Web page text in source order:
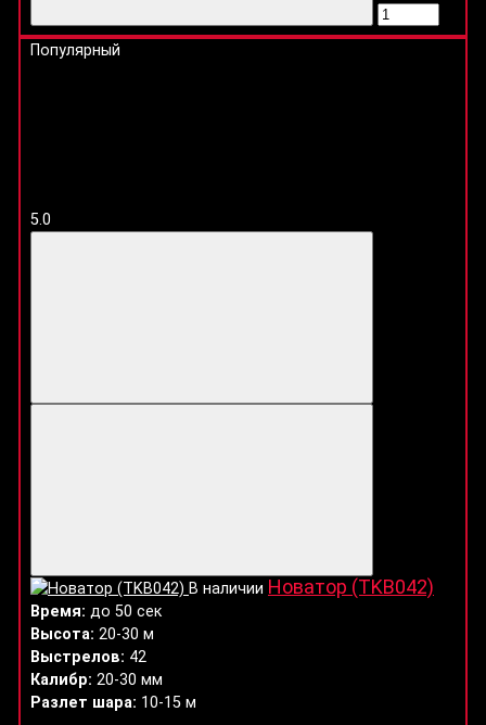
Популярный
5.0
В наличии Новатор (TKB042)
Время: до 50 сек
Высота: 20-30 м
Выстрелов: 42
Калибр: 20-30 мм
Разлет шара: 10-15 м